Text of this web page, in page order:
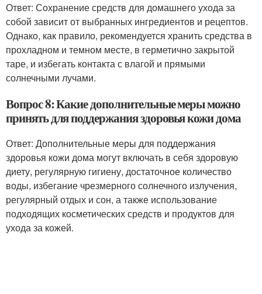
Ответ: Сохранение средств для домашнего ухода за
собой зависит от выбранных ингредиентов и рецептов.
Однако, как правило, рекомендуется хранить средства в
прохладном и темном месте, в герметично закрытой
таре, и избегать контакта с влагой и прямыми
солнечными лучами.
Вопрос 8: Какие дополнительные меры можно
принять для поддержания здоровья кожи дома
Ответ: Дополнительные меры для поддержания
здоровья кожи дома могут включать в себя здоровую
диету, регулярную гигиену, достаточное количество
воды, избегание чрезмерного солнечного излучения,
регулярный отдых и сон, а также использование
подходящих косметических средств и продуктов для
ухода за кожей.